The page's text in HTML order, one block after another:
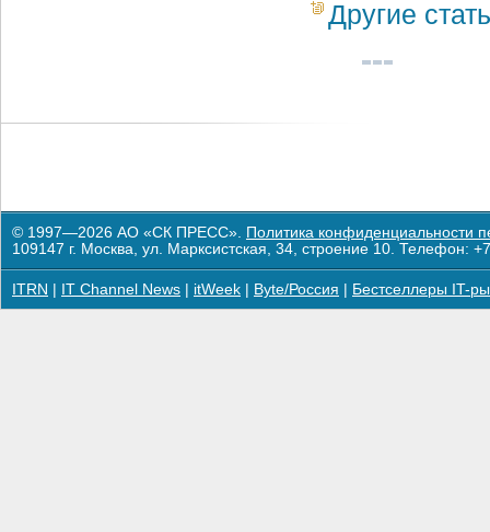
Другие
© 1997—2026 АО «СК ПРЕСС». Политика конфиденциальности
109147 г. Москва, ул. Марксистская, 34, строение 10. Телефон:
ITRN IT Channel News itWeek Byte/Россия Бестселлеры IT-